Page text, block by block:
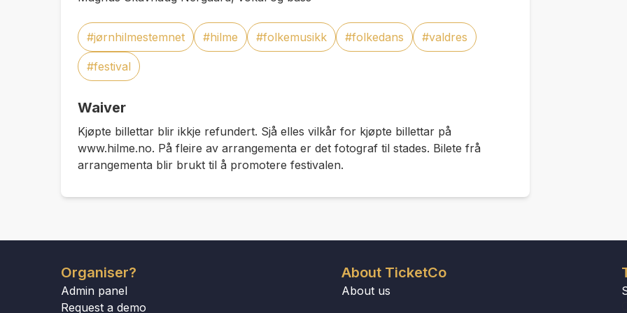
#jørnhilmestemnet #hilme #folkemusikk #folkedans #valdres
#festival
Waiver
Kjøpte billettar blir ikkje refundert. Sjå elles vilkår for kjøpte billettar på
www.hilme.no. På fleire av arrangementa er det fotograf til stades. Bilete frå
arrangementa blir brukt til å promotere festivalen.
Organiser?
Admin panel
Request a demo
About TicketCo
About us